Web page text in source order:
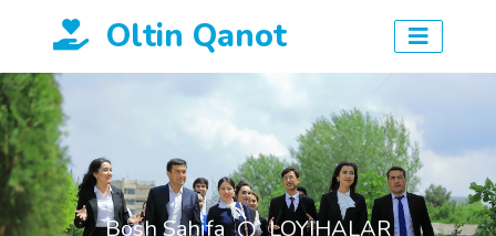
Oltin Qanot
Bosh Sahifa LOYIHALAR